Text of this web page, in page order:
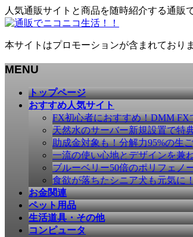
人気通販サイトと商品を随時紹介する通販
本サイトはプロモーションが含まれておりま
MENU
トップページ
おすすめ人気サイト
FX初心者におすすめ！DMM FX
天然水のサーバー新規設置で特
助成金対象も！分解力95%の生
一流の使い心地とデザインを兼
ブルーベリー50倍のポリフェノ
食欲が落ちたシニア犬も元気に
お金関連
ペット用品
生活道具・その他
コンピュータ